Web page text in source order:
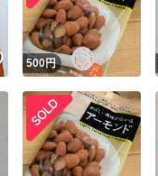
安心発送
いいね！
500円